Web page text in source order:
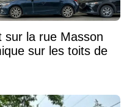
sur la rue Masson
sur les toits de